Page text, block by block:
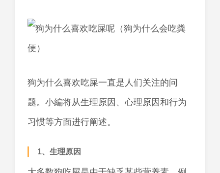
狗为什么喜欢吃屎一直是人们关注的问
题。小編将从生理原因、心理原因和行为
习惯等方面进行阐述。
1、生理原因